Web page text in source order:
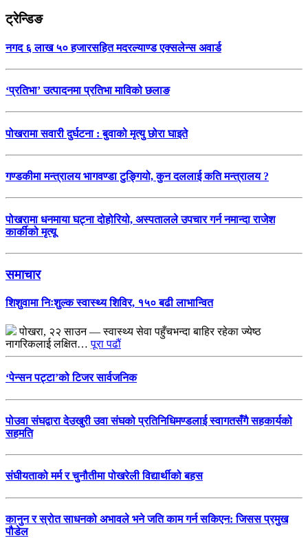
ट्रेन्डिङ
नगद ६ लाख ५० हजारसहित मदरल्याण्ड एक्सलेन्स अवार्ड
‘प्रतिभा’ उत्पादनमा प्रतिभा माविको छलाङ
पोखरामा सवारी दुर्घटना : बुवाको मृत्यु छोरा घाइते
गण्डकीमा मन्त्रालय भागवण्डा टुङ्गियो, कुन दललाई कति मन्त्रालय ?
पोखरामा धनमाया घट्ना दोहोरियो, अस्पतालले उपचार गर्न नमान्दा राजेश
कार्कीको मृत्यू
समाचार
शिशुवामा निःशुल्क स्वास्थ्य शिविर, १५० बढी लाभान्वित
पोखरा, २२ साउन — स्वास्थ्य सेवा पहुँचभन्दा बाहिर रहेका ज्येष्ठ
नागरिकलाई लक्षित…पूरा पढौं
‘पेन्सन पट्टा’को टिजर सार्वजनिक
पोउवा संघद्वारा देउखुरी उवा संघको प्रतिनिधिमण्डलाई स्वागतसँगै सहकार्यको
सहमति
संघीयताको मर्म र चुनौतीमा पोखरेली विद्यार्थीको बहस
कानुन र स्रोत साधनको अभावले भने जति काम गर्न सकिएन: जिसस प्रमुख
पौडेल